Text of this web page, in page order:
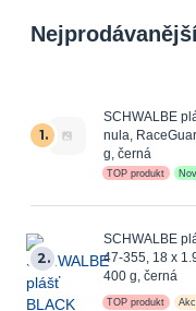
1.
SCHWALBE
nula,
g, černá
TOP produkt
2.
SCHWALBE
47-355, 18 x
400 g, černá
TOP produkt